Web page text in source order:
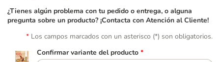
¿Tienes algún problema con tu pedido o entrega, o alguna
pregunta sobre un producto? ¡Contacta con Atención al Cliente!
Los campos marcados con un asterisco (*) son obligatorios.
Confirmar variante del producto *